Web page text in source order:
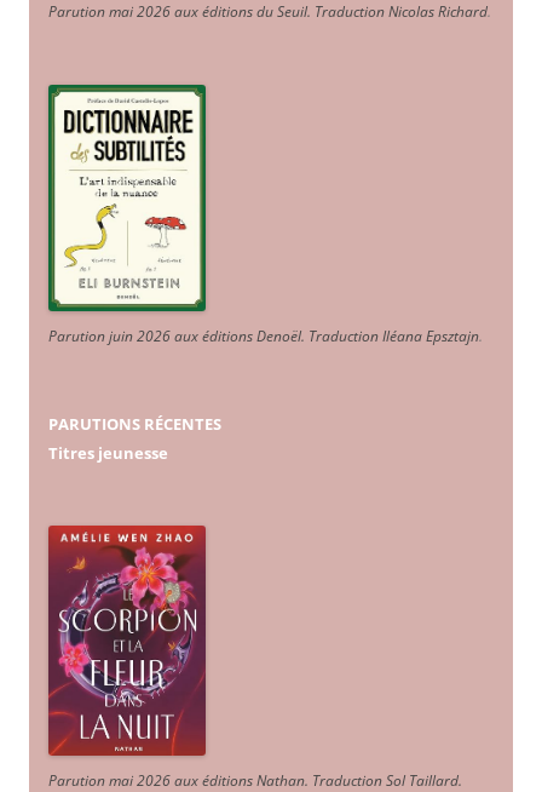
Parution mai 2026 aux éditions du Seuil. Traduction Nicolas Richard.
Parution juin 2026 aux éditions Denoël. Traduction Iléana Epsztajn.
PARUTIONS RÉCENTES
Titres jeunesse
Parution mai 2026 aux éditions Nathan. Traduction Sol Taillard.